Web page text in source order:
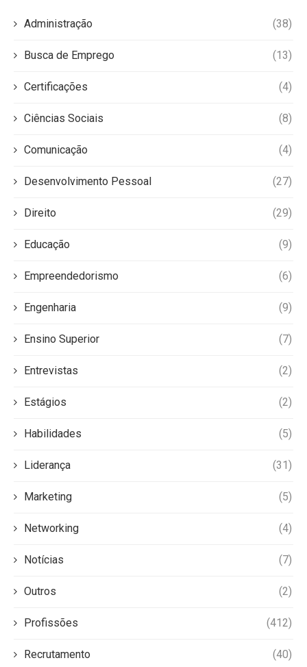
Administração (38)
Busca de Emprego (13)
Certificações (4)
Ciências Sociais (8)
Comunicação (4)
Desenvolvimento Pessoal (27)
Direito (29)
Educação (9)
Empreendedorismo (6)
Engenharia (9)
Ensino Superior (7)
Entrevistas (2)
Estágios (2)
Habilidades (5)
Liderança (31)
Marketing (5)
Networking (4)
Notícias (7)
Outros (2)
Profissões (412)
Recrutamento (40)